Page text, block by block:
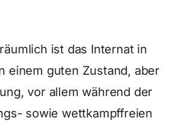
ist das Internat in
einem guten Zustand, aber
vor allem während der
sowie wettkampffreien